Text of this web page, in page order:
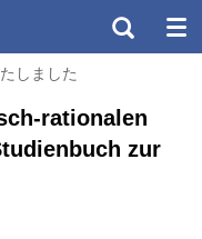
しました
rationalen
zur